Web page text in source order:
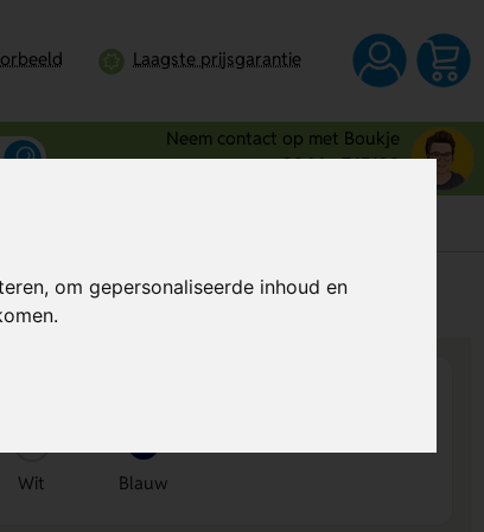
om gepersonaliseerde inhoud en
Laagste prijsgarantie
Neem contact op met Boukje
0344 - 745109
vanaf€ 0,43 per stuk (excl. BTW)
Wit Blauw